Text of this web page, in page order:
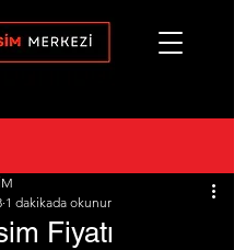
Fiyatı
1 dakikada okunur